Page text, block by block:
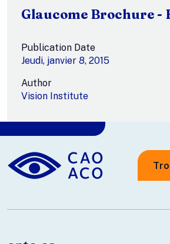
Glaucome Brochure -
Publication Date
Jeudi, janvier 8, 2015
Author
Vision Institute